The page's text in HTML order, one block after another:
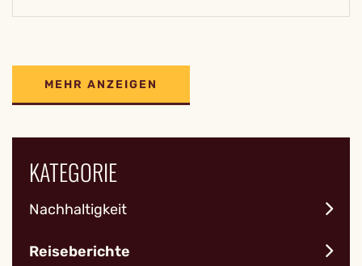
MEHR ANZEIGEN
KATEGORIE
Nachhaltigkeit
Reiseberichte